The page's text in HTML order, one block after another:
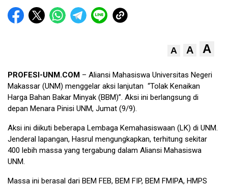
A A A
PROFESI-UNM.COM – Aliansi Mahasiswa Universitas Negeri
Makassar (UNM) menggelar aksi lanjutan “Tolak Kenaikan
Harga Bahan Bakar Minyak (BBM)”. Aksi ini berlangsung di
depan Menara Pinisi UNM, Jumat (9/9).
Aksi ini diikuti beberapa Lembaga Kemahasiswaan (LK) di UNM.
Jenderal lapangan, Hasrul mengungkapkan, terhitung sekitar
400 lebih massa yang tergabung dalam Aliansi Mahasiswa
UNM.
Massa ini berasal dari BEM FEB, BEM FIP, BEM FMIPA, HMPS